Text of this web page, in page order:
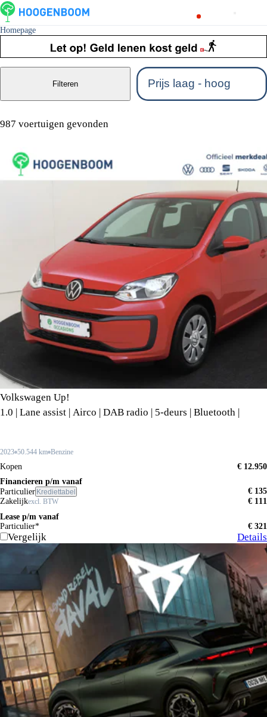
Homepage
987 voertuigen gevonden
Filteren
Volkswagen Up!
1.0 | Lane assist | Airco | DAB radio | 5-deurs | Bluetooth |
2023 50.544 km Benzine
Kopen
€ 12.950
Financieren p/m vanaf
Particulier Krediettabel
€ 135
Zakelijkexcl. BTW
€ 111
Lease p/m vanaf
Particulier*
€ 321
Vergelijk Details